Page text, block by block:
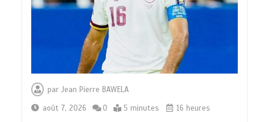
parJean Pierre BAWELA
août 7, 2026
0 5 minutes 16 heures